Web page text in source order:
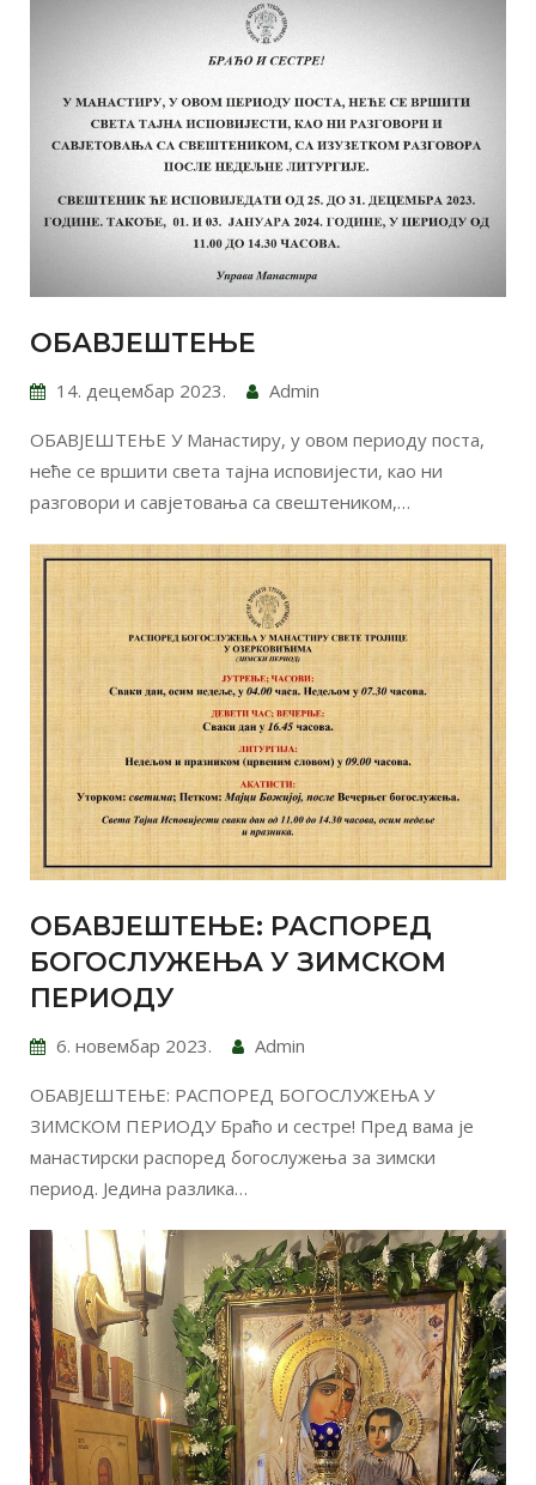
ОБАВЈЕШТЕЊЕ
14. децембар 2023. Admin
ОБАВЈЕШТЕЊЕ У Манастиру, у овом периоду поста,
неће се вршити света тајна исповијести, као ни
разговори и савјетовања са свештеником,…
ОБАВЈЕШТЕЊЕ: РАСПОРЕД
БОГОСЛУЖЕЊА У ЗИМСКОМ
ПЕРИОДУ
6. новембар 2023. Admin
ОБАВЈЕШТЕЊЕ: РАСПОРЕД БОГОСЛУЖЕЊА У
ЗИМСКОМ ПЕРИОДУ Браћо и сестре! Пред вама је
манастирски распоред богослужења за зимски
период. Једина разлика…